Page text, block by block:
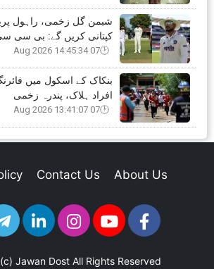
شبمن گل زخمی، راہول
کپتانی کریں گے: بی سی
07 Aug 2026 14:45:34
بنکاک کے اسکول میں
افراد ہلاک، پندرہ زخمی
07 Aug 2026 13:41:07
About Us
Contact Us
Jawan Dost All Rights Reserved